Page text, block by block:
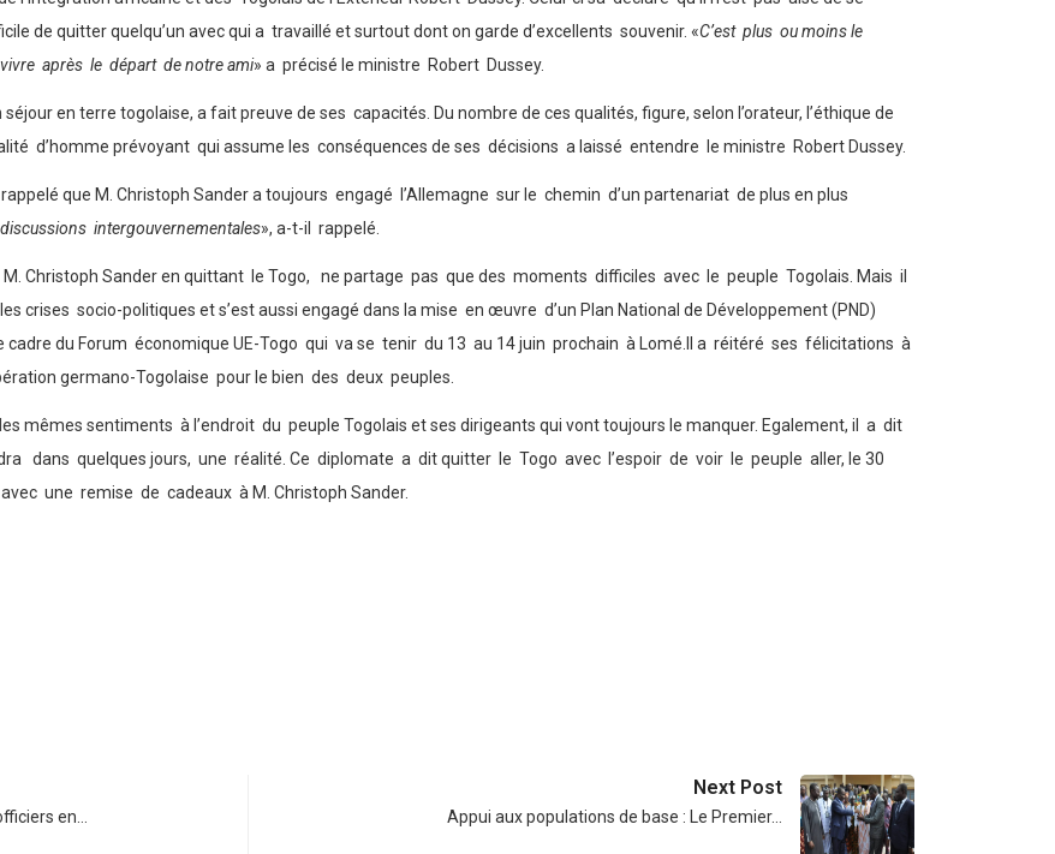
de quitter quelqu’un avec qui a travaillé et surtout dont on garde d’excellents souvenir. «C’est plus ou moins le
après le départ de notre ami» a précisé le ministre Robert Dussey.
en terre togolaise, a fait preuve de ses capacités. Du nombre de ces qualités, figure, selon l’orateur, l’éthique de
d’homme prévoyant qui assume les conséquences de ses décisions a laissé entendre le ministre Robert Dussey.
que M. Christoph Sander a toujours engagé l’Allemagne sur le chemin d’un partenariat de plus en plus
intergouvernementales», a-t-il rappelé.
Christoph Sander en quittant le Togo, ne partage pas que des moments difficiles avec le peuple Togolais. Mais il
crises socio-politiques et s’est aussi engagé dans la mise en œuvre d’un Plan National de Développement (PND)
cadre du Forum économique UE-Togo qui va se tenir du 13 au 14 juin prochain à Lomé.Il a réitéré ses félicitations à
germano-Togolaise pour le bien des deux peuples.
mêmes sentiments à l’endroit du peuple Togolais et ses dirigeants qui vont toujours le manquer. Egalement, il a dit
dans quelques jours, une réalité. Ce diplomate a dit quitter le Togo avec l’espoir de voir le peuple aller, le 30
une remise de cadeaux à M. Christoph Sander.
en…
Next Post
Appui aux populations de base : Le Premier…